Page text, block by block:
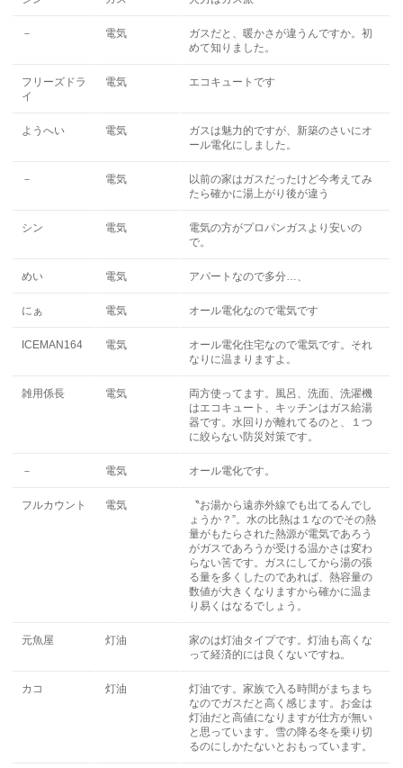
－ 電気
ガスだと、暖かさが違うんですか。初
めて知りました。
フリーズドラ
イ
電気 エコキュートです
ようへい 電気
ガスは魅力的ですが、新築のさいにオ
ール電化にしました。
－ 電気
以前の家はガスだったけど今考えてみ
たら確かに湯上がり後が違う
シン 電気
電気の方がプロパンガスより安いの
で。
めい 電気 アパートなので多分…、
にぁ 電気 オール電化なので電気です
ICEMAN164 電気
オール電化住宅なので電気です。それ
なりに温まりますよ。
雑用係長 電気
両方使ってます。風呂、洗面、洗濯機
はエコキュート、キッチンはガス給湯
器です。水回りが離れてるのと、１つ
に絞らない防災対策です。
－ 電気 オール電化です。
フルカウント 電気
〝お湯から遠赤外線でも出てるんでし
ょうか？”。水の比熱は１なのでその熱
量がもたらされた熱源が電気であろう
がガスであろうが受ける温かさは変わ
らない筈です。ガスにしてから湯の張
る量を多くしたのであれば、熱容量の
数値が大きくなりますから確かに温ま
り易くはなるでしょう。
元魚屋 灯油
家のは灯油タイプです。灯油も高くな
って経済的には良くないですね。
カコ 灯油
灯油です。家族で入る時間がまちまち
なのでガスだと高く感じます。お金は
灯油だと高値になりますが仕方が無い
と思っています。雪の降る冬を乗り切
るのにしかたないとおもっています。